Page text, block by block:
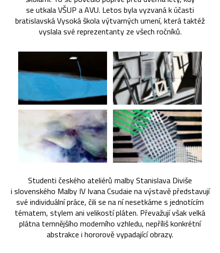
se utkala VŠUP a AVU. Letos byla vyzvaná k účasti
bratislavská Vysoká škola výtvarných umení, která taktéž
vyslala své reprezentanty ze všech ročníků.
Studenti českého ateliérů malby Stanislava Diviše
i slovenského Malby IV Ivana Csudaie na výstavě představují
své individuální práce, čili se na ní nesetkáme s jednotícím
tématem, stylem ani velikostí pláten. Převažují však velká
plátna temnějšího moderního vzhledu, nepříliš konkrétní
abstrakce i hororově vypadající obrazy.